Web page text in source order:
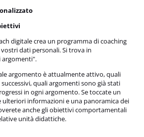
digitale crea un programma di coaching
dati personali. Si trova in
argomenti".
argomento è attualmente attivo, quali
quali argomenti sono già stati
in ogni argomento. Se toccate un
informazioni e una panoramica dei
anche gli obiettivi comportamentali
unità didattiche.